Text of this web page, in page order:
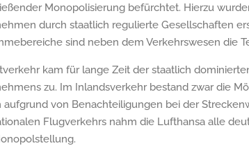
Monopolisierung befürchtet. Hierzu
durch staatlich regulierte Gesellschaften
sind neben dem Verkehrswesen die
kam für lange Zeit der staatlich
zu. Im Inlandsverkehr bestand zwar die
aufgrund von Benachteiligungen bei der
Flugverkehrs nahm die Lufthansa alle